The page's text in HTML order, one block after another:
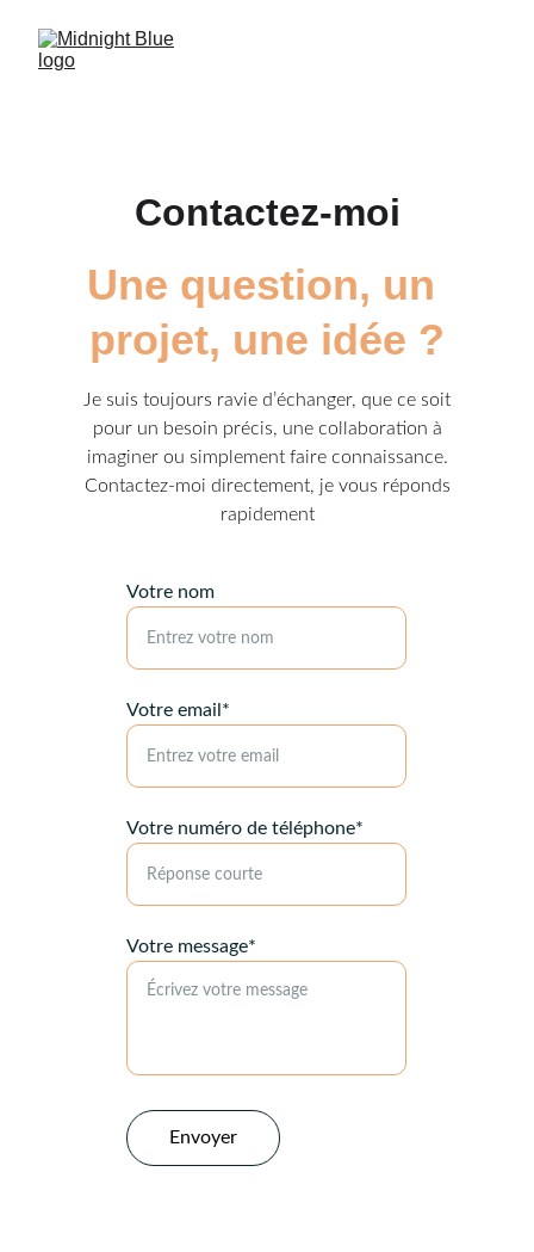
Contactez-moi
Votre nom
Votre email*
Votre numéro de téléphone*
Votre message*
Envoyer
Je suis toujours ravie d’échanger, que ce soit
pour un besoin précis, une collaboration à
imaginer ou simplement faire connaissance.
Contactez-moi directement, je vous réponds
rapidement
Une question, un
projet, une idée ?